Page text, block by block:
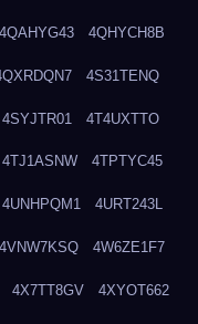
4QAHYG43 4QHYCH8B
4S31TENQ
4SYJTR01 4T4UXTTO
4TJ1ASNW 4TPTYC45
4UNHPQM1 4URT243L
4VNW7KSQ 4W6ZE1F7
4X7TT8GV 4XYOT662